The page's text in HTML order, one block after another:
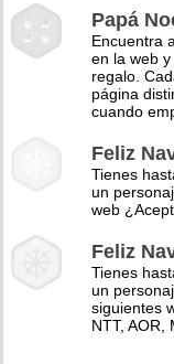
Papá
Encuentra
en la web
regalo.
página
cuando
Feliz
Tienes
un
web
Feliz
Tienes
un
siguientes
NTT, AOR,